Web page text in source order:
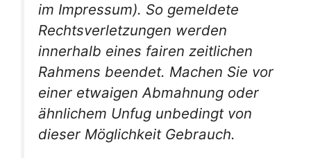
im Impressum). So gemeldete
Rechtsverletzungen werden
innerhalb eines fairen zeitlichen
Rahmens beendet. Machen Sie vor
einer etwaigen Abmahnung oder
ähnlichem Unfug unbedingt von
dieser Möglichkeit Gebrauch.